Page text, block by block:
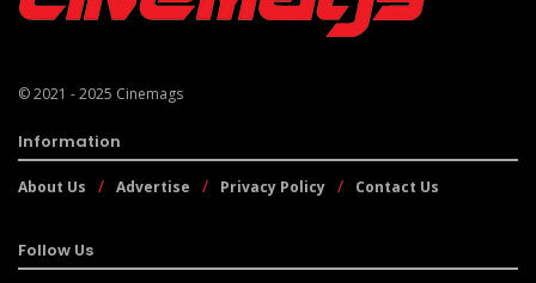
© 2021 - 2025 Cinemags
Information
About Us Advertise Privacy Policy Contact Us
Follow Us